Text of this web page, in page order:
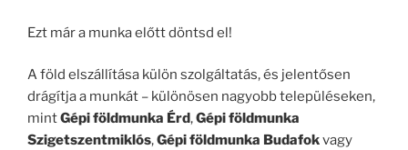
Ezt már a munka előtt döntsd el!
A föld elszállítása külön szolgáltatás, és jelentősen
drágítja a munkát – különösen nagyobb településeken,
mintGépi földmunka Érd,Gépi földmunka
Szigetszentmiklós,Gépi földmunka Budafokvagy